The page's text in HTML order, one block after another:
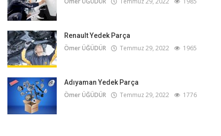
Renault Yedek Parça
Ömer ÜĞÜDÜR Temmuz 29, 2022 1965
Adıyaman Yedek Parça
Ömer ÜĞÜDÜR Temmuz 29, 2022 1776